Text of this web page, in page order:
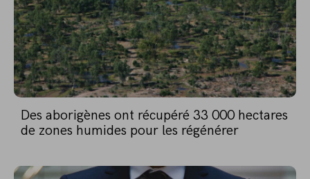
Des aborigènes ont récupéré 33 000 hectares
de zones humides pour les régénérer